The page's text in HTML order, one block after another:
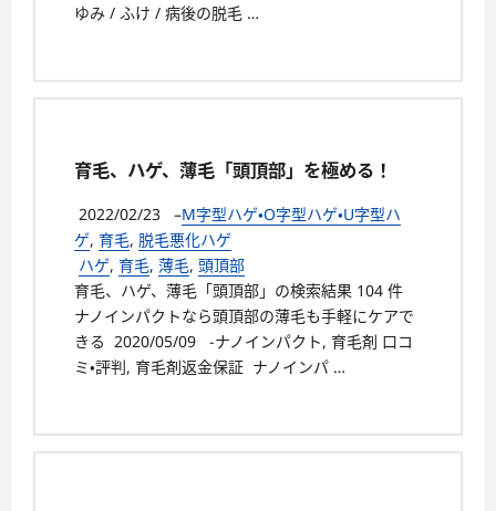
ゆみ / ふけ / 病後の脱毛 …
育毛、ハゲ、薄毛「頭頂部」を極める！
2022/02/23 –M字型ハゲ・O字型ハゲ・U字型ハ
ゲ, 育毛, 脱毛悪化ハゲ
ハゲ, 育毛, 薄毛, 頭頂部
育毛、ハゲ、薄毛「頭頂部」の検索結果 104 件
ナノインパクトなら頭頂部の薄毛も手軽にケアで
きる 2020/05/09 -ナノインパクト, 育毛剤 口コ
ミ・評判, 育毛剤返金保証 ナノインパ …